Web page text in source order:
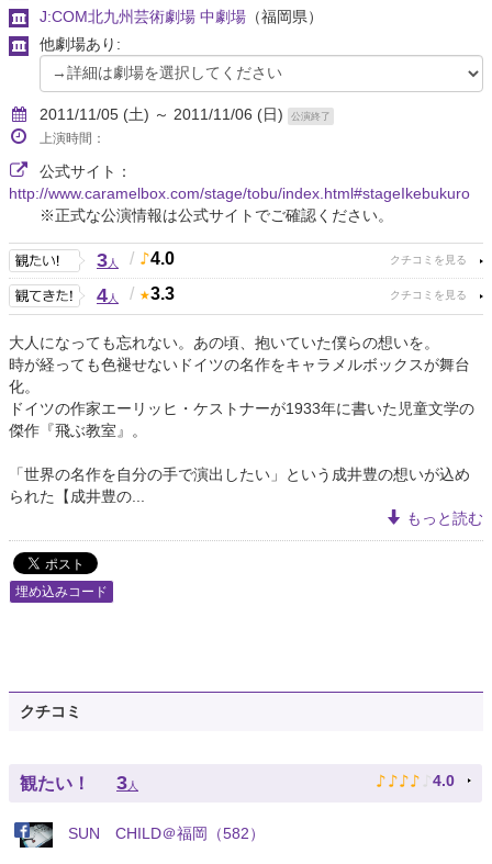
J:COM北九州芸術劇場 中劇場 （福岡県）
他劇場あり:
2011/11/05 (土) ～ 2011/11/06 (日) 公演終了
上演時間：
公式サイト：
http://www.caramelbox.com/stage/tobu/index.html#stageIkebukuro
※正式な公演情報は公式サイトでご確認ください。
3人 / 4.0
4人 / 3.3
大人になっても忘れない。あの頃、抱いていた僕らの想いを。
時が経っても色褪せないドイツの名作をキャラメルボックスが舞台
化。
ドイツの作家エーリッヒ・ケストナーが1933年に書いた児童文学の
傑作『飛ぶ教室』。
「世界の名作を自分の手で演出したい」という成井豊の想いが込め
られた【成井豊の...
もっと読む
埋め込みコード
クチコミ
観たい！ 3人 ♪ ♪ ♪ ♪ ♪ 4.0
SUN CHILD＠福岡（582）